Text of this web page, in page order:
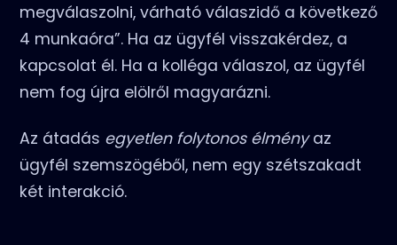
megválaszolni, várható válaszidő a következő
4 munkaóra”. Ha az ügyfél visszakérdez, a
kapcsolat él. Ha a kolléga válaszol, az ügyfél
nem fog újra elölről magyarázni.
Az átadás egyetlen folytonos élményaz
ügyfél szemszögéből, nem egy szétszakadt
két interakció.